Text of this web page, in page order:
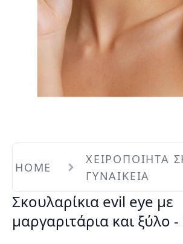
HOME
ΧΕΙΡΟΠΟΙΗΤΑ
ΓΥΝΑΙΚΕΙΑ
Σκουλαρίκια evil eye με
μαργαριτάρια και ξύλο